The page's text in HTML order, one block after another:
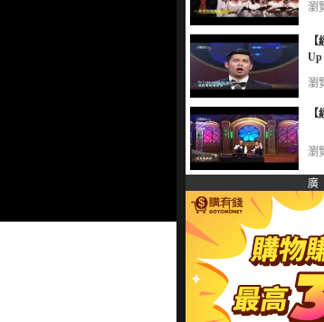
瀏
Up
瀏
瀏
廣